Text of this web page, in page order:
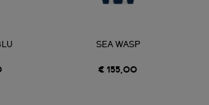
SEA WASP
€ 155,00